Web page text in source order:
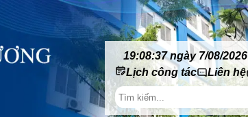
19:08:37 ngày 7/08/2026
Lịch công tác
Liên hệ